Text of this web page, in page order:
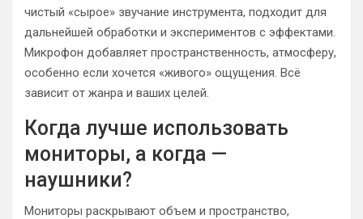
чистый «сырое» звучание инструмента, подходит для
дальнейшей обработки и экспериментов с эффектами.
Микрофон добавляет пространственность, атмосферу,
особенно если хочется «живого» ощущения. Всё
зависит от жанра и ваших целей.
Когда лучше использовать
мониторы, а когда —
наушники?
Мониторы раскрывают объем и пространство,